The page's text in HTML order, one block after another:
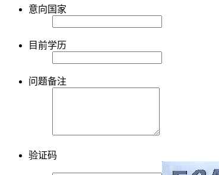
意向国家
目前学历
问题备注
验证码